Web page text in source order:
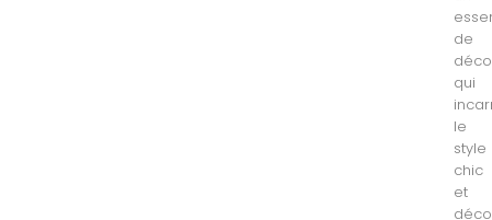
de
qui
le
style
chic
et